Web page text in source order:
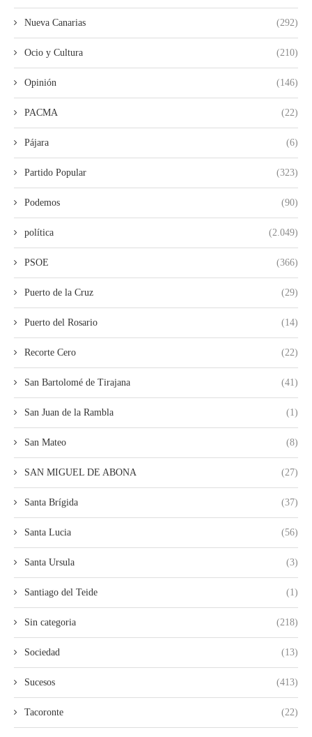
Nueva Canarias (292)
Ocio y Cultura (210)
Opinión (146)
PACMA (22)
Pájara (6)
Partido Popular (323)
Podemos (90)
política (2.049)
PSOE (366)
Puerto de la Cruz (29)
Puerto del Rosario (14)
Recorte Cero (22)
San Bartolomé de Tirajana (41)
San Juan de la Rambla (1)
San Mateo (8)
SAN MIGUEL DE ABONA (27)
Santa Brígida (37)
Santa Lucia (56)
Santa Ursula (3)
Santiago del Teide (1)
Sin categoria (218)
Sociedad (13)
Sucesos (413)
Tacoronte (22)